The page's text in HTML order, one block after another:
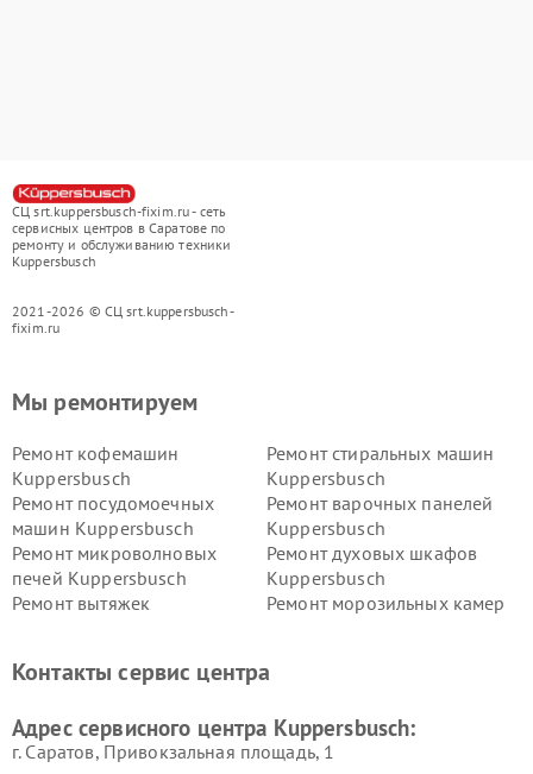
СЦ srt.kuppersbusch-fixim.ru - сеть
сервисных центров в Саратове по
ремонту и обслуживанию техники
Kuppersbusch
2021-2026 © СЦ srt.kuppersbusch-
fixim.ru
Мы ремонтируем
Ремонт кофемашин
Kuppersbusch
Ремонт стиральных машин
Kuppersbusch
Ремонт посудомоечных
машин Kuppersbusch
Ремонт варочных панелей
Kuppersbusch
Ремонт микроволновых
печей Kuppersbusch
Ремонт духовых шкафов
Kuppersbusch
Ремонт вытяжек
Ремонт морозильных камер
Kuppersbusch
вакуумных упаковщиков
Ремонт сушильных машин Kuppersbusch
Контакты сервис центра
Адрес сервисного центра Kuppersbusch:
г. Саратов, Привокзальная площадь, 1